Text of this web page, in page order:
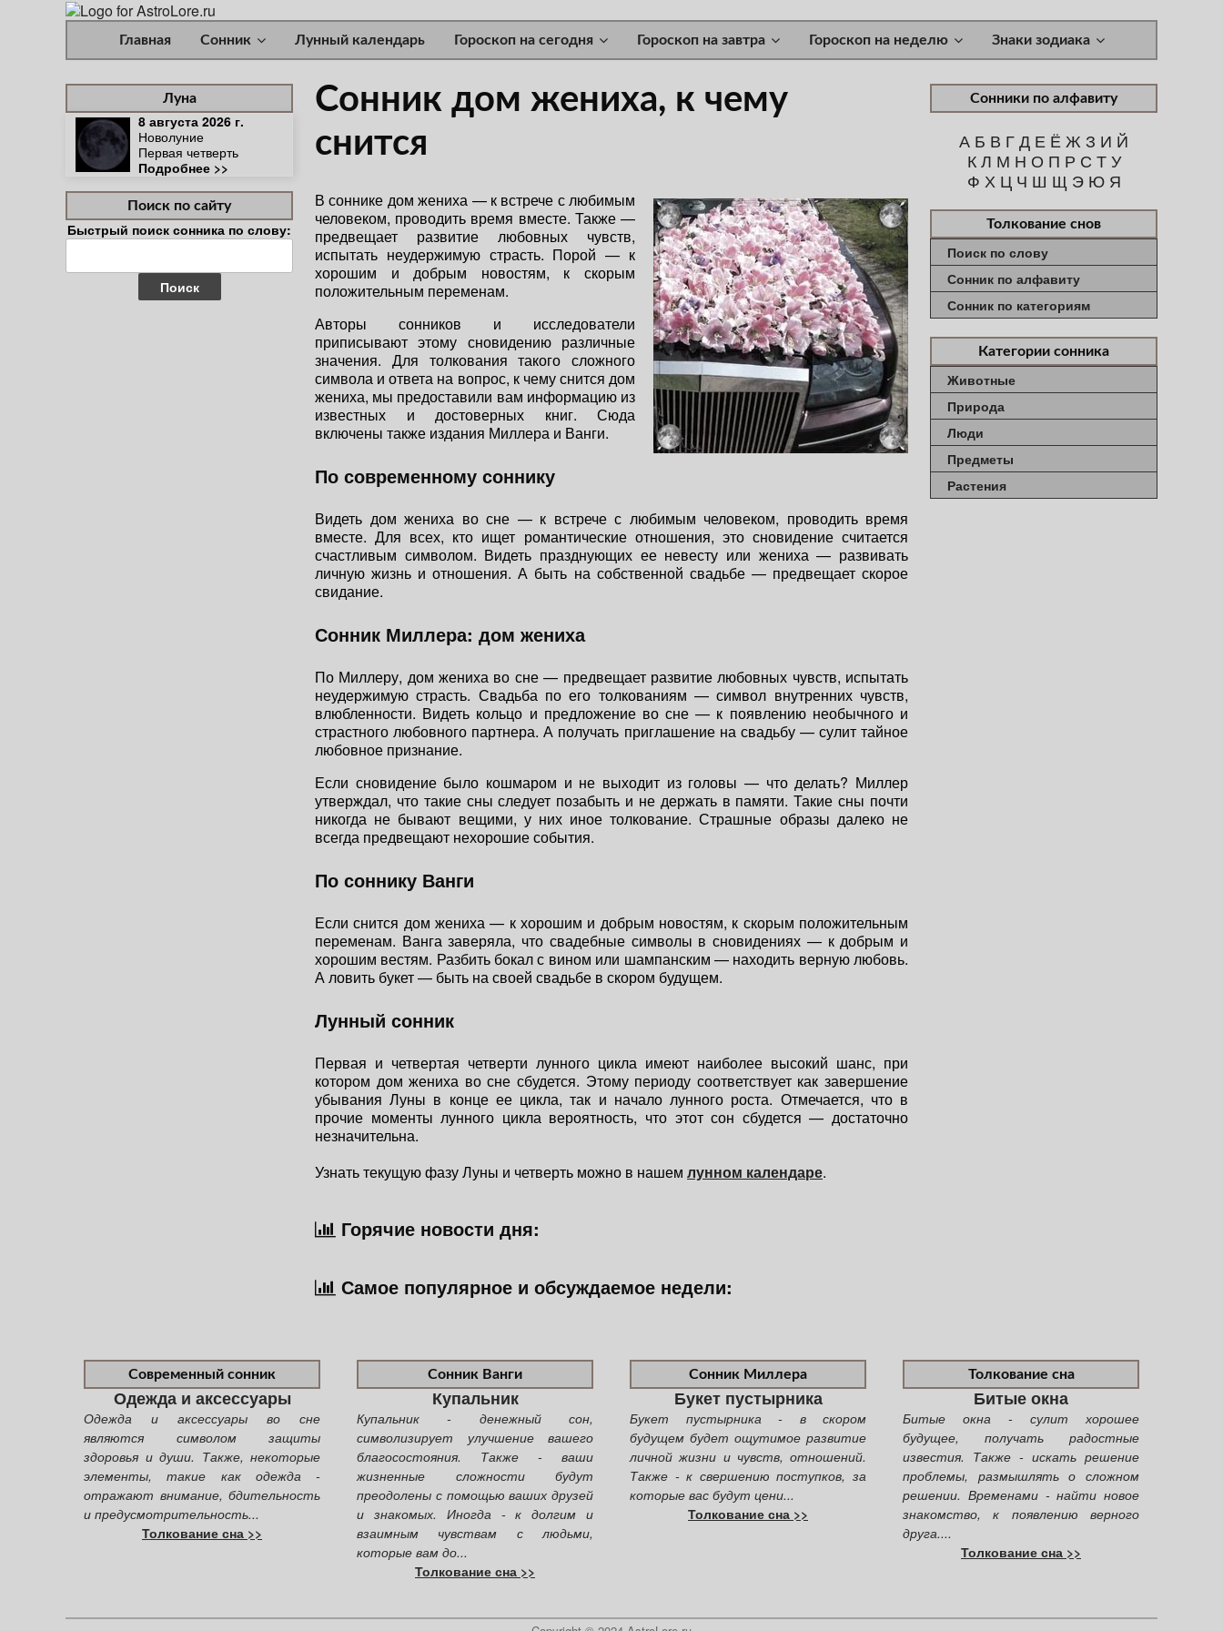
Главная Сонник Лунный календарь Гороскоп на сегодня Гороскоп на завтра Гороскоп на неделю Знаки зодиака
Луна
8 августа 2026 г.
Новолуние
Первая четверть
Подробнее >>
Поиск по сайту
Быстрый поиск сонника по слову:
Найти:
Сонник дом жениха, к чему
снится
В соннике дом жениха — к встрече с любимым
человеком, проводить время вместе. Также —
предвещает развитие любовных чувств,
испытать неудержимую страсть. Порой — к
хорошим и добрым новостям, к скорым
положительным переменам.
Авторы сонников и исследователи
приписывают этому сновидению различные
значения. Для толкования такого сложного
символа и ответа на вопрос, к чему снится дом
жениха, мы предоставили вам информацию из
известных и достоверных книг. Сюда
включены также издания Миллера и Ванги.
По современному соннику
Видеть дом жениха во сне — к встрече с любимым человеком, проводить время
вместе. Для всех, кто ищет романтические отношения, это сновидение считается
счастливым символом. Видеть празднующих ее невесту или жениха — развивать
личную жизнь и отношения. А быть на собственной свадьбе — предвещает скорое
свидание.
Сонник Миллера: дом жениха
По Миллеру, дом жениха во сне — предвещает развитие любовных чувств, испытать
неудержимую страсть. Свадьба по его толкованиям — символ внутренних чувств,
влюбленности. Видеть кольцо и предложение во сне — к появлению необычного и
страстного любовного партнера. А получать приглашение на свадьбу — сулит тайное
любовное признание.
Если сновидение было кошмаром и не выходит из головы — что делать? Миллер
утверждал, что такие сны следует позабыть и не держать в памяти. Такие сны почти
никогда не бывают вещими, у них иное толкование. Страшные образы далеко не
всегда предвещают нехорошие события.
По соннику Ванги
Если снится дом жениха — к хорошим и добрым новостям, к скорым положительным
переменам. Ванга заверяла, что свадебные символы в сновидениях — к добрым и
хорошим вестям. Разбить бокал с вином или шампанским — находить верную любовь.
А ловить букет — быть на своей свадьбе в скором будущем.
Лунный сонник
Первая и четвертая четверти лунного цикла имеют наиболее высокий шанс, при
котором дом жениха во сне сбудется. Этому периоду соответствует как завершение
убывания Луны в конце ее цикла, так и начало лунного роста. Отмечается, что в
прочие моменты лунного цикла вероятность, что этот сон сбудется — достаточно
незначительна.
Узнать текущую фазу Луны и четверть можно в нашем лунном календаре.
Горячие новости дня:
Самое популярное и обсуждаемое недели:
Сонники по алфавиту
А Б В ГД Е Ё Ж З И Й
К Л М Н О П Р С Т У
Ф Х Ц Ч Ш Щ Э Ю Я
Толкование снов
Поиск по слову
Сонник по алфавиту
Сонник по категориям
Категории сонника
Животные
Природа
Люди
Предметы
Растения
Современный сонник
Одежда и аксессуары
Одежда и аксессуары во сне
являются символом защиты
здоровья и души. Также, некоторые
элементы, такие как одежда -
отражают внимание, бдительность
и предусмотрительность...
Толкование сна >>
Сонник Ванги
Купальник
Купальник - денежный сон,
символизирует улучшение вашего
благосостояния. Также - ваши
жизненные сложности будут
преодолены с помощью ваших друзей
и знакомых. Иногда - к долгим и
взаимным чувствам с людьми,
которые вам до...
Толкование сна >>
Сонник Миллера
Букет пустырника
Букет пустырника - в скором
будущем будет ощутимое развитие
личной жизни и чувств, отношений.
Также - к свершению поступков, за
которые вас будут цени...
Толкование сна >>
Толкование сна
Битые окна
Битые окна - сулит хорошее
будущее, получать радостные
известия. Также - искать решение
проблемы, размышлять о сложном
решении. Временами - найти новое
знакомство, к появлению верного
друга....
Толкование сна >>